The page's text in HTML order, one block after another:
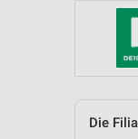
Die